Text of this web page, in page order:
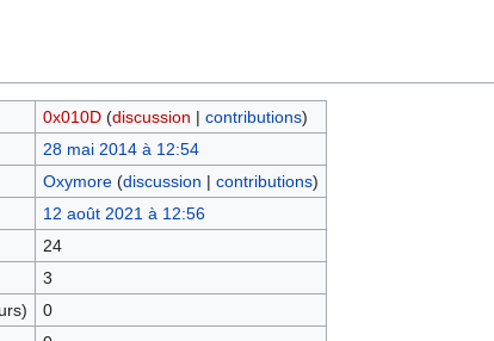
0x010D (discussion | contributions)
28 mai 2014 à 12:54
Oxymore (discussion | contributions)
12 août 2021 à 12:56
24
3
0